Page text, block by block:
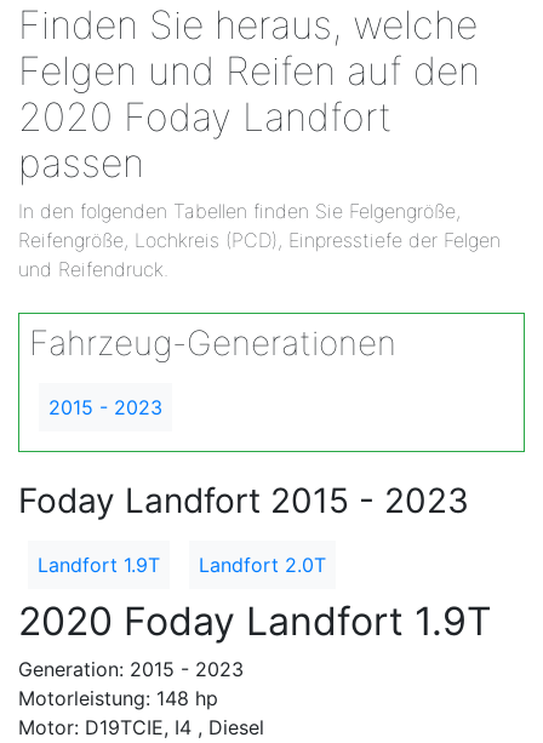
Finden Sie heraus, welche
Felgen und Reifen auf den
2020 Foday Landfort
passen
In den folgenden Tabellen finden Sie Felgengröße,
Reifengröße, Lochkreis (PCD), Einpresstiefe der Felgen
und Reifendruck.
Fahrzeug-Generationen
2015 - 2023
Foday Landfort 2015 - 2023
Landfort 1.9T Landfort 2.0T
2020 Foday Landfort 1.9T
Generation: 2015 - 2023
Motorleistung: 148 hp
Motor: D19TCIE, I4 , Diesel